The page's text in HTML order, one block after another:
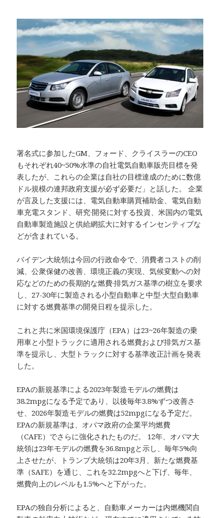
署名式に参加したGM、フォード、クライスラーのCEO
もそれぞれ40~50%水準の自社電気自動車販売目標を発
表したが、これらの企業は自社の目標達成のために数億
ドル規模の連邦政府支援が必ず必要だ」と話した。 企業
が言及した支援には、電気自動車購買補助金、電気自動
車充電スタンド、研究·開発に対する投資、米国内の電気
自動車製造施設と供給網拡大に対するインセンティブな
どが含まれている。
バイデン大統領は今回の行政命令で、消費者コストの削
減、公衆保健の改善、環境正義の実現、気候変動への対
応などのための長期的な燃費·排気ガス基準の樹立を要求
し、27-30年に製造される小型自動車と中型·大型自動車
に対する燃費基準の開発日程を提示した。
これと共に米国環境保護庁（EPA）は23~26年製造の乗
用車と小型トラックに適用される燃費および排気ガス基
準を提示し、大型トラックに対する基準改正計画を発表
した。
EPAの新規基準による2023年製造モデルの燃費は
38.2mpgになる予定であり、以後毎年3.8%ずつ改善さ
せ、2026年製造モデルの燃費は52mpgになる予定だ。
EPAの新規基準は、オバマ政府の企業平均燃費
（CAFE）でさらに強化されたものだ。 12年、オバマ大
統領は23年モデルの燃費を36.8mpgと示し、毎年5%向
上させたが、トランプ大統領は20年3月、新たな燃費基
準（SAFE）を通じ、これを32.2mpgへと下げ、毎年、
燃費向上のレベルも1.5%へと下がった。
EPAの独自分析によると、自動車メーカーは内燃機関自